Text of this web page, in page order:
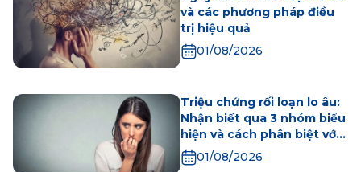
và các phương pháp điều
trị hiệu quả
01/08/2026
Triệu chứng rối loạn lo âu:
Nhận biết qua 3 nhóm biểu
hiện và cách phân biệt với
stress
01/08/2026